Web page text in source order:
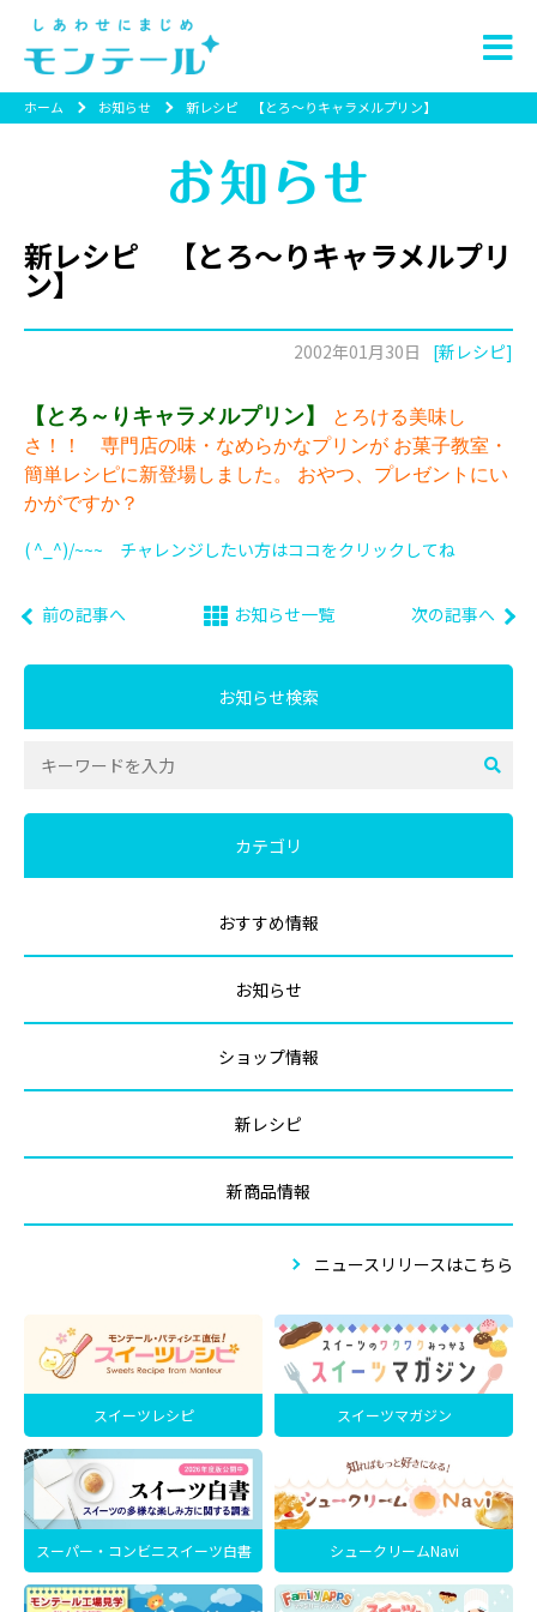
ホーム お知らせ 新レシピ 【とろ～りキャラメルプリン】
新レシピ 【とろ～りキャラメルプリ
ン】
2002年01月30日 [新レシピ]
【とろ～りキャラメルプリン】
とろける美味し
さ！！ 専門店の味・なめらかなプリンが お菓子教室・
簡単レシピに新登場しました。 おやつ、プレゼントにい
かがですか？
( ^_^)/~~~ チャレンジしたい方はココをクリックしてね
前の記事へ お知らせ一覧 次の記事へ
お知らせ検索
カテゴリ
おすすめ情報
お知らせ
ショップ情報
新レシピ
新商品情報
ニュースリリースはこちら
スイーツレシピ スイーツマガジン
スーパー・コンビニスイーツ白書 シュークリームNavi